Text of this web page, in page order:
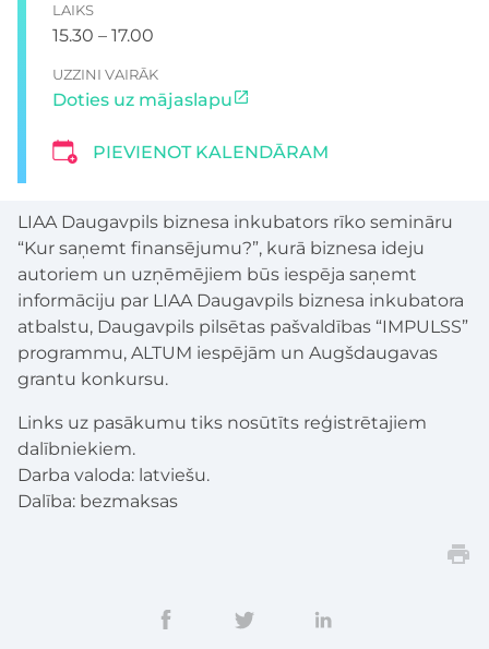
LIAA Daugavpils biznesa inkubators rīko semināru
“Kur saņemt finansējumu?”, kurā biznesa ideju
autoriem un uzņēmējiem būs iespēja saņemt
informāciju par LIAA Daugavpils biznesa inkubatora
atbalstu, Daugavpils pilsētas pašvaldības “IMPULSS”
programmu, ALTUM iespējām un Augšdaugavas
grantu konkursu.
Links uz pasākumu tiks nosūtīts reģistrētajiem
dalībniekiem.
Darba valoda: latviešu.
Dalība: bezmaksas
LAIKS
15.30 – 17.00
UZZINI VAIRĀK
Doties uz mājaslapu
PIEVIENOT KALENDĀRAM